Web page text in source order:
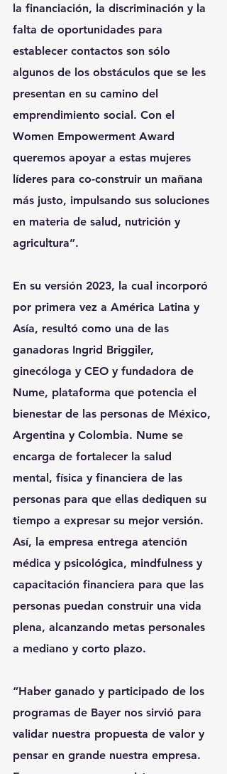
la financiación, la discriminación y la
falta de oportunidades para
establecer contactos son sólo
algunos de los obstáculos que se les
presentan en su camino del
emprendimiento social. Con el
Women Empowerment Award
queremos apoyar a estas mujeres
líderes para co-construir un mañana
más justo, impulsando sus soluciones
en materia de salud, nutrición y
agricultura”.
En su versión 2023, la cual incorporó
por primera vez a América Latina y
Asía, resultó como una de las
ganadoras Ingrid Briggiler,
ginecóloga y CEO y fundadora de
Nume, plataforma que potencia el
bienestar de las personas de México,
Argentina y Colombia. Nume se
encarga de fortalecer la salud
mental, física y financiera de las
personas para que ellas dediquen su
tiempo a expresar su mejor versión.
Así, la empresa entrega atención
médica y psicológica, mindfulness y
capacitación financiera para que las
personas puedan construir una vida
plena, alcanzando metas personales
a mediano y corto plazo.
“Haber ganado y participado de los
programas de Bayer nos sirvió para
validar nuestra propuesta de valor y
pensar en grande nuestra empresa.